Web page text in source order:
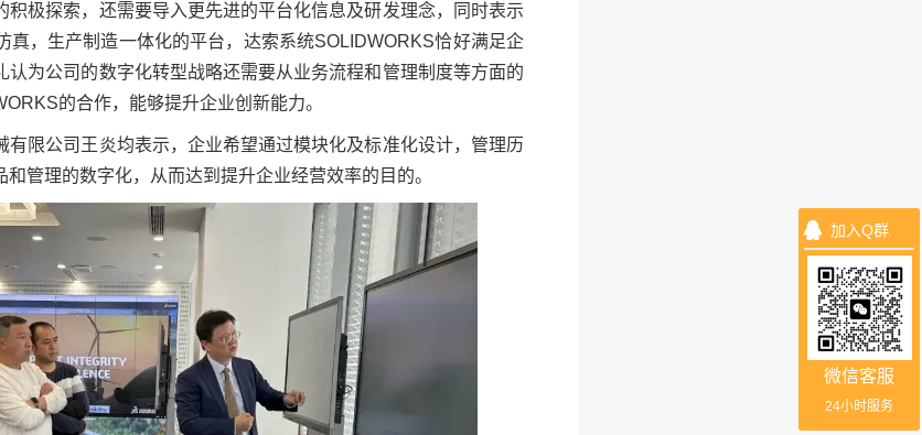
极探索，还需要导入更先进的平台化信息及研发理念，同时表示
真，生产制造一体化的平台，达索系统SOLIDWORKS恰好满足企
为公司的数字化转型战略还需要从业务流程和管理制度等方面的
的合作，能够提升企业创新能力。
限公司王炎均表示，企业希望通过模块化及标准化设计，管理历
管理的数字化，从而达到提升企业经营效率的目的。
加入Q群
微信客服
24小时服务